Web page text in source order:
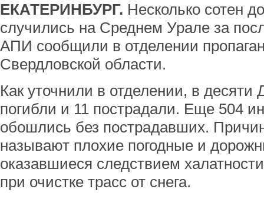
ЕКАТЕРИНБУРГ. Несколько сотен
случились на Среднем Урале за
АПИ сообщили в отделении
Свердловской области.
Как уточнили в отделении, в десяти
погибли и 11 пострадали. Еще 504
обошлись без пострадавших.
называют плохие погодные и
оказавшиеся следствием
при очистке трасс от снега.